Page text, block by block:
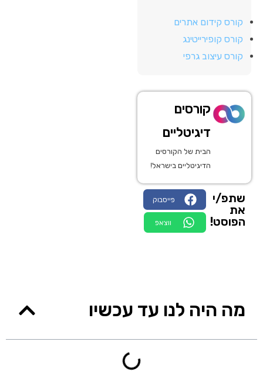
קורס קידום אתרים
קורס קופירייטינג
קורס עיצוב גרפי
קורסים
דיגיטליים
הבית של הקורסים
הדיגיטליים בישראל!
שתפ/י
את
הפוסט!
פייסבוק
ווצאפ
מה היה לנו עד עכשיו